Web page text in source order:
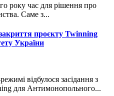
Саме з...
проєкту Twinning
України
для Антимонопольного...